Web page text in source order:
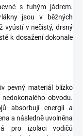
s tuhým jádrem.
jsou v běžných
vyústí v nečistý, drsný
k dosažení dokonale
pevný materiál blízko
obvodu.
absorbují energii a
a následně uvolněna
pro izolaci vodičů